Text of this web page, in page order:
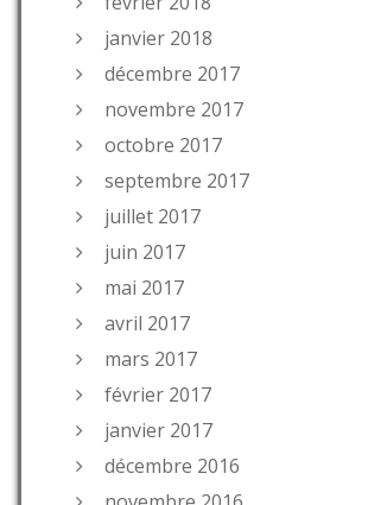
janvier 2018
décembre 2017
novembre 2017
octobre 2017
septembre 2017
juillet 2017
juin 2017
mai 2017
avril 2017
mars 2017
février 2017
janvier 2017
décembre 2016